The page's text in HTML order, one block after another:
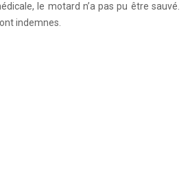
le motard n’a pas pu être sauvé.
indemnes.